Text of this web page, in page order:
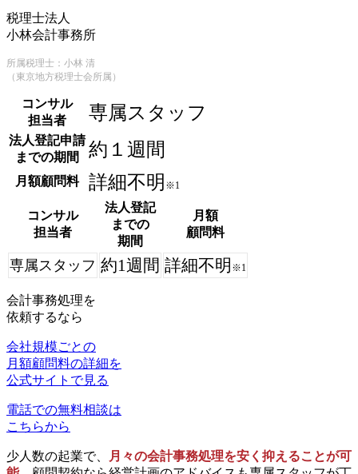
税理士法人
小林会計事務所
所属税理士：小林 清
（東京地方税理士会所属）
コンサル
担当者
専属スタッフ
法人登記申請
までの期間
約１週間
月額顧問料 詳細不明 ※1
コンサル
担当者
法人登記
までの
期間
月額
顧問料
専属スタッフ 約1週間 詳細不明 ※1
会計事務処理を
依頼するなら
会社規模ごとの
月額顧問料の詳細を
公式サイトで見る
電話での無料相談は
こちらから
少人数の起業で、
月々の会計事務処理を安く抑えることが可